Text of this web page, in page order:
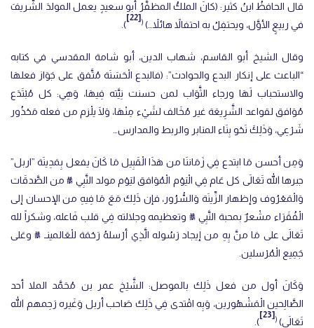
قال الحافظُ ابنُ كثير: (كانَ الملكُ المظفَّرُ أبو سعيدٍ يعمل المولدَ الشَّريفَ
في ربيعٍ الأوَّل، ويحتفِلُ به احتفالاً هائلاً…) (
[22]
).
وقال الشيخ أبو القاسم، شهاب الدين، أبو شامة المقدسي في كتابه
“الباعث على إنكار البدع والحوادث”: (فالبدع الْحَسَنَة مُتَّفق على جَوَاز فعلهَا
والاستحباب لَهَا ورجاء الثَّوَاب لمن حسنت نِيَّته فِيهَا، وَهِي: كل مُبْتَدَع
مُوَافق لقواعد الشَّرِيعَة غير مُخَالف لشَيْء مِنْهَا، وَلَا يلْزم من فعله مَحْذُور
شَرْعِي، وَذَلِكَ نَحْو بِنَاء المنابر والربط والمدارس…
وَمِن أحسن مَا ابتدع فِي زَمَاننَا من هَذَا الْقَبِيل مَا كَانَ يفعل بِمَدِينَة ‌”اربل”
جبرها الله تَعَالَى كل عَام فِي الْيَوْم الْمُوَافق ليَوْم مولد النَّبِي ﷺ من الصَّدقَات
وَالْمَعْرُوف وإظهار الزِّينَة وَالسُّرُور، فإن ذَلِك مَعَ مَا فِيهِ من الإحسان إلى
الْفُقَرَاء مشْعرٌ بمحبة النَّبِي ﷺ وتعظيمه وجلالته فِي قلب فَاعله، وشكراً لله
تَعَالَى على مَا منَّ بِهِ من إيجاد رَسُوله الَّذِي أرْسلهُ رَحْمَة للْعَالمينـ ﷺ وعَلى
جَمِيع الْمُرْسلين.
وَكَانَ أول من فعل ذَلِك بالموصل: الشَّيْخ عمر بن مُحَمَّد الملا أحد
الصَّالِحين الْمَشْهُورين، وَبِه اقْتدى فِي ذَلِك صَاحب أربل وَغَيره رَحِمهم الله
تَعَالَى) (
[23]
).